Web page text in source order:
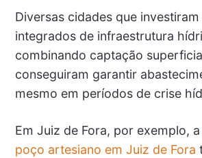
Diversas cidades que
integrados de infraestrutura
combinando captação
conseguiram garantir
mesmo em períodos de crise
Em Juiz de Fora, por exemplo, a
poço artesiano em Juiz de Fora